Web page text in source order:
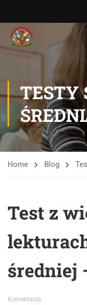
TESTY
Home Blog
Test z
średniej
Komentarze